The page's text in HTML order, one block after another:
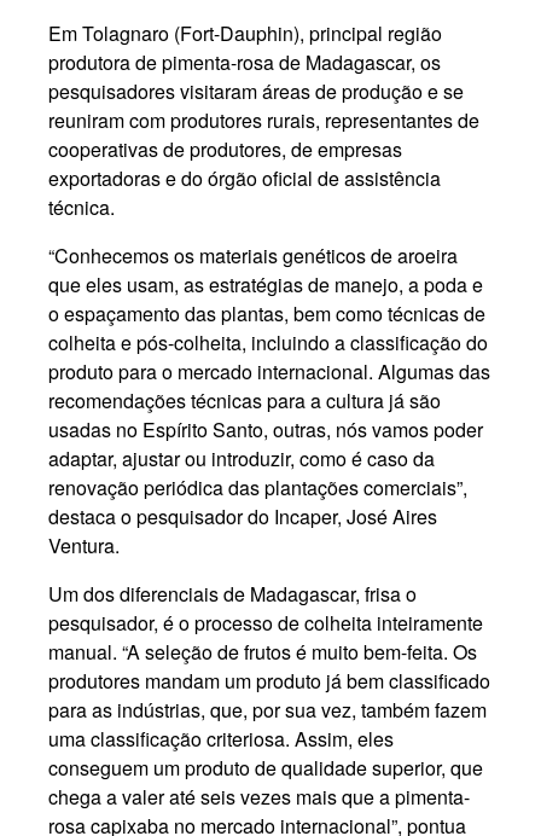
Em Tolagnaro (Fort-Dauphin), principal região
produtora de pimenta-rosa de Madagascar, os
pesquisadores visitaram áreas de produção e se
reuniram com produtores rurais, representantes de
cooperativas de produtores, de empresas
exportadoras e do órgão oficial de assistência
técnica.
“Conhecemos os materiais genéticos de aroeira
que eles usam, as estratégias de manejo, a poda e
o espaçamento das plantas, bem como técnicas de
colheita e pós-colheita, incluindo a classificação do
produto para o mercado internacional. Algumas das
recomendações técnicas para a cultura já são
usadas no Espírito Santo, outras, nós vamos poder
adaptar, ajustar ou introduzir, como é caso da
renovação periódica das plantações comerciais”,
destaca o pesquisador do Incaper, José Aires
Ventura.
Um dos diferenciais de Madagascar, frisa o
pesquisador, é o processo de colheita inteiramente
manual. “A seleção de frutos é muito bem-feita. Os
produtores mandam um produto já bem classificado
para as indústrias, que, por sua vez, também fazem
uma classificação criteriosa. Assim, eles
conseguem um produto de qualidade superior, que
chega a valer até seis vezes mais que a pimenta-
rosa capixaba no mercado internacional”, pontua